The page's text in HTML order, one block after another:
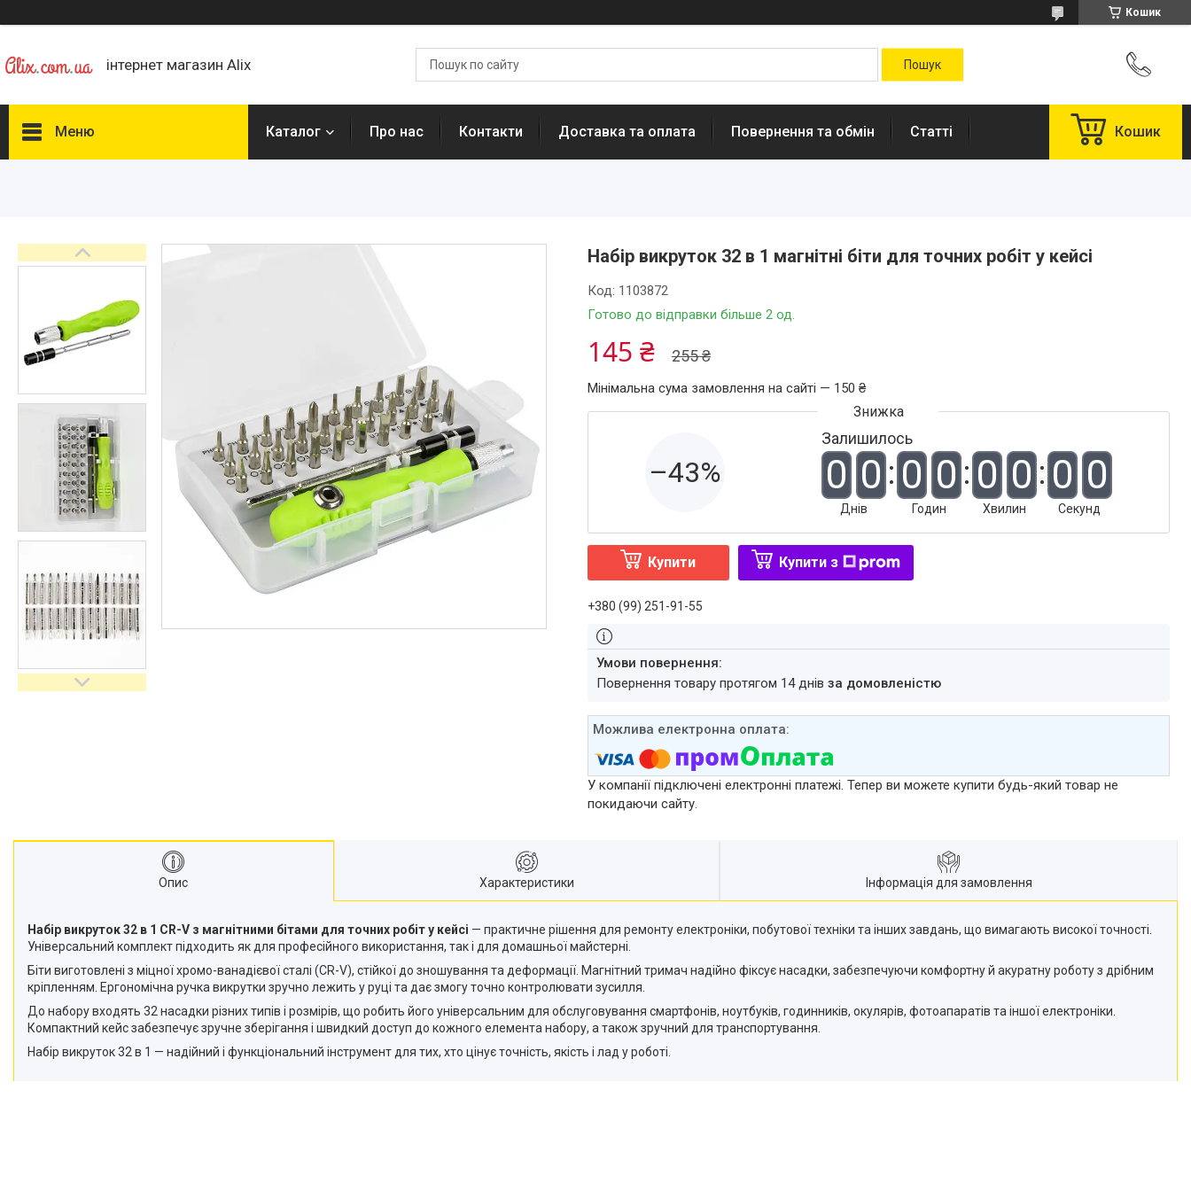
Кошик
інтернет магазин Alix
Меню Каталог Про нас Контакти Доставка та оплата Повернення та обмін Статті Кошик
Набір викруток 32 в 1 магнітні біти для точних робіт у кейсі
Готово до відправки більше 2 од.
Код: 1103872
255 ₴
145 ₴
Мінімальна сума замовлення на сайті — 150 ₴
–43%
Залишилось
0 0
Днів
0 0
Годин
0 0
Хвилин
0 0
Секунд
Купити Купити з
+380 (99) 251-91-55
повернення товару протягом 14 днів за домовленістю
У компанії підключені електронні платежі. Тепер ви можете купити будь-який товар не
покидаючи сайту.
Опис Характеристики Інформація для замовлення
Набір викруток 32 в 1 CR-V з магнітними бітами для точних робіт у кейсі — практичне рішення для ремонту електроніки, побутової техніки та інших завдань, що вимагають високої точності.
Універсальний комплект підходить як для професійного використання, так і для домашньої майстерні.
Біти виготовлені з міцної хромо-ванадієвої сталі (CR-V), стійкої до зношування та деформації. Магнітний тримач надійно фіксує насадки, забезпечуючи комфортну й акуратну роботу з дрібним
кріпленням. Ергономічна ручка викрутки зручно лежить у руці та дає змогу точно контролювати зусилля.
До набору входять 32 насадки різних типів і розмірів, що робить його універсальним для обслуговування смартфонів, ноутбуків, годинників, окулярів, фотоапаратів та іншої електроніки.
Компактний кейс забезпечує зручне зберігання і швидкий доступ до кожного елемента набору, а також зручний для транспортування.
Набір викруток 32 в 1 — надійний і функціональний інструмент для тих, хто цінує точність, якість і лад у роботі.